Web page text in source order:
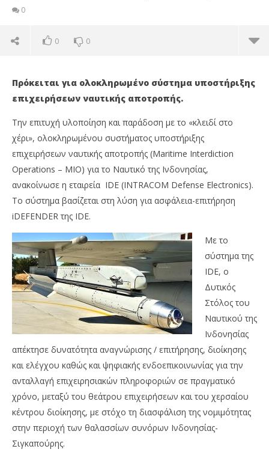
0
0 0
Η INTRACOM Defense Electronics ολοκλήρωσε έργο
για το Ναυτικό της Ινδονησίας
20/02/2018
Metoxes
Online
Πρόκειται για ολοκληρωμένο σύστημα υποστήριξης
επιχειρήσεων ναυτικής αποτροπής.
Την επιτυχή υλοποίηση και παράδοση με το «κλειδί στο
χέρι», ολοκληρωμένου συστήματος υποστήριξης
επιχειρήσεων ναυτικής αποτροπής (Maritime Interdiction
Operations – MIO) για το Ναυτικό της Ινδονησίας,
ανακοίνωσε η εταιρεία IDE (INTRACOM Defense Electronics).
Το σύστημα βασίζεται στη λύση για ασφάλεια-επιτήρηση
iDEFENDER της IDE.
Με το
σύστημα της
IDE, ο
Δυτικός
Στόλος του
Ναυτικού της
Ινδονησίας
απέκτησε δυνατότητα αναγνώρισης / επιτήρησης, διοίκησης
και ελέγχου καθώς και ψηφιακής ενδοεπικοινωνίας για την
ανταλλαγή επιχειρησιακών πληροφοριών σε πραγματικό
χρόνο, μεταξύ του θεάτρου επιχειρήσεων και του χερσαίου
κέντρου διοίκησης, με στόχο τη διασφάλιση της νομιμότητας
στην περιοχή των θαλασσίων συνόρων Ινδονησίας-
Σιγκαπούρης.